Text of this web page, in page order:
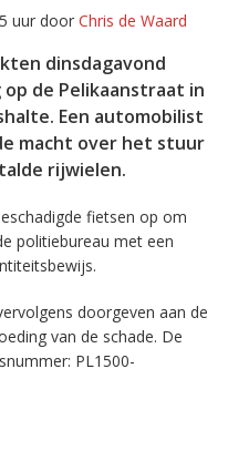
uur door Chris de Waard
dinsdagavond
de Pelikaanstraat in
Een automobilist
macht over het stuur
rijwielen.
fietsen op om
politiebureau met een
doorgeven aan de
van de schade. De
PL1500-